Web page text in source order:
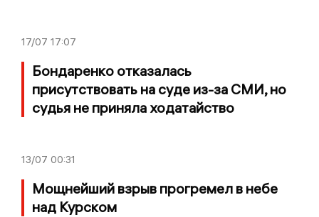
17/07 17:07
Бондаренко отказалась
присутствовать на суде из-за СМИ, но
судья не приняла ходатайство
13/07 00:31
Мощнейший взрыв прогремел в небе
над Курском